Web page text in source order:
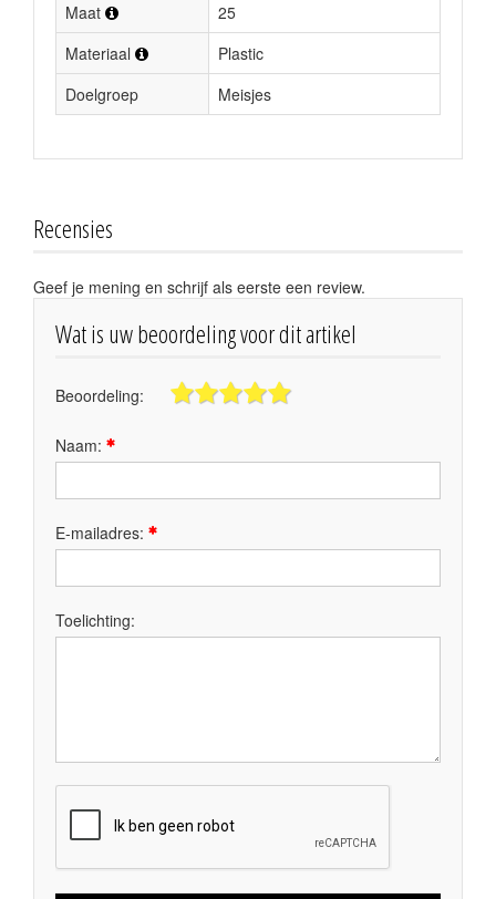
Maat
25
Materiaal
Plastic
Doelgroep
Meisjes
Recensies
Geef je mening en schrijf als eerste een review.
Wat is uw beoordeling voor dit artikel
Beoordeling:
Naam:
E-mailadres:
Toelichting: